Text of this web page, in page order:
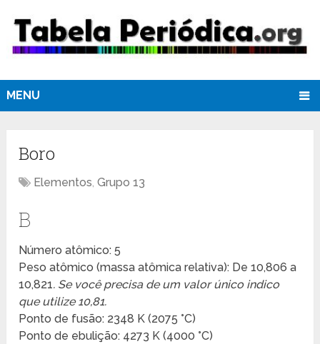
MENU
Boro
Elementos,Grupo 13
B
Número atômico: 5
Peso atômico (massa atômica relativa): De 10,806 a
10,821. Se você precisa de um valor único indico
que utilize 10,81.
Ponto de fusão: 2348 K (2075 °C)
Ponto de ebulição: 4273 K (4000 °C)